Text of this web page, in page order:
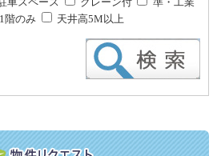
1階のみ 天井高5M以上